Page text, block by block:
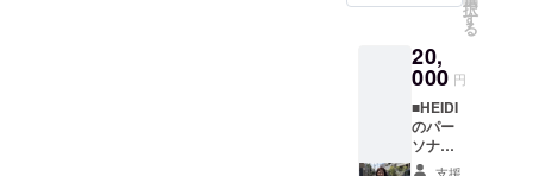
ダーク
ナイト
楽曲提
供 石垣
長朗 音
楽家。
kiiman
ART
08/07
「ART
Santa
Fe
ズムか
ら産ま
れるモ
チーフ
をス
ウェー
ドに描
しての
ち、"心
と身体
を楽し
くほぐ
し繋ぐ
人"とし
エル、
中国、
ギリ
シャ、
ローマ
の空気
体へ感
謝する
ド、
フッ
ト、ボ
ディ
を 担
当。 そ
れまで
の年間
メ
ジャー
媒体掲
出しま
プライ
ズがし
たい！
でもな
んでも
OKで
す。 お
択
す
る
20,
000 円
■HEIDI
のパー
ソナル
ボディ